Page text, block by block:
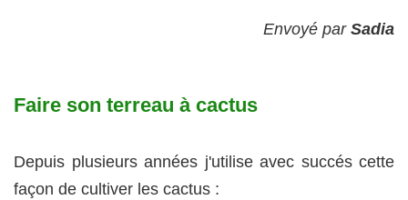
Envoyé par Sadia
Faire son terreau à cactus
Depuis plusieurs années j'utilise avec succés cette
façon de cultiver les cactus :